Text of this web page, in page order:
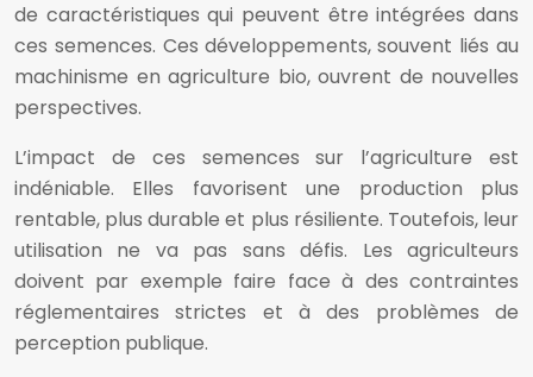
de caractéristiques qui peuvent être intégrées dans
ces semences. Ces développements, souvent liés au
machinisme en agriculture bio, ouvrent de nouvelles
perspectives.
L’impact de ces semences sur l’agriculture est
indéniable. Elles favorisent une production plus
rentable, plus durable et plus résiliente. Toutefois, leur
utilisation ne va pas sans défis. Les agriculteurs
doivent par exemple faire face à des contraintes
réglementaires strictes et à des problèmes de
perception publique.